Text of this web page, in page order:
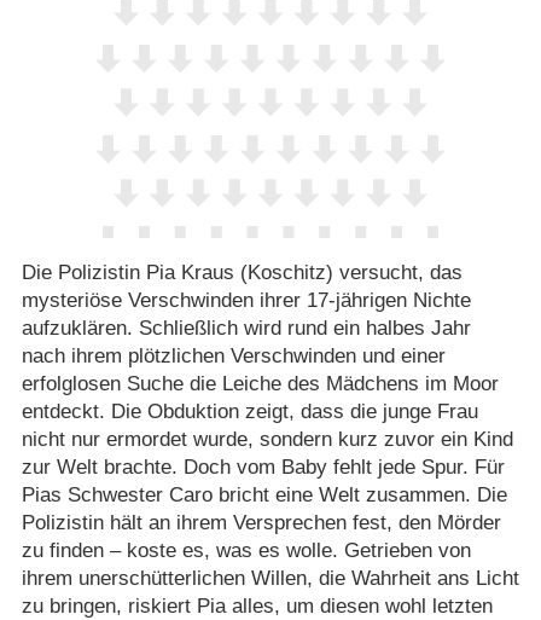
Die Polizistin Pia Kraus (Koschitz) versucht, das
mysteriöse Verschwinden ihrer 17-jährigen Nichte
aufzuklären. Schließlich wird rund ein halbes Jahr
nach ihrem plötzlichen Verschwinden und einer
erfolglosen Suche die Leiche des Mädchens im Moor
entdeckt. Die Obduktion zeigt, dass die junge Frau
nicht nur ermordet wurde, sondern kurz zuvor ein Kind
zur Welt brachte. Doch vom Baby fehlt jede Spur. Für
Pias Schwester Caro bricht eine Welt zusammen. Die
Polizistin hält an ihrem Versprechen fest, den Mörder
zu finden – koste es, was es wolle. Getrieben von
ihrem unerschütterlichen Willen, die Wahrheit ans Licht
zu bringen, riskiert Pia alles, um diesen wohl letzten